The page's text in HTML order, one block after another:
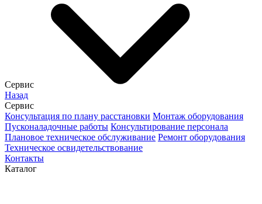
Сервис
Назад
Сервис
Конcультация по плану расстановки Монтаж оборудования
Пусконаладочные работы Консультирование персонала
Плановое техническое обслуживание Ремонт оборудования
Техническое освидетельствование
Контакты
Каталог